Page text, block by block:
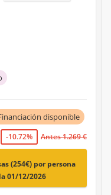
disponible
-10.72% Antes 1.269 €
(254€) por persona
01/12/2026